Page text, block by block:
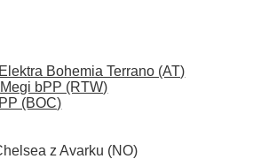
Bohemia Terrano (AT)
bPP (RTW)
(BOC)
z Avarku (NO)